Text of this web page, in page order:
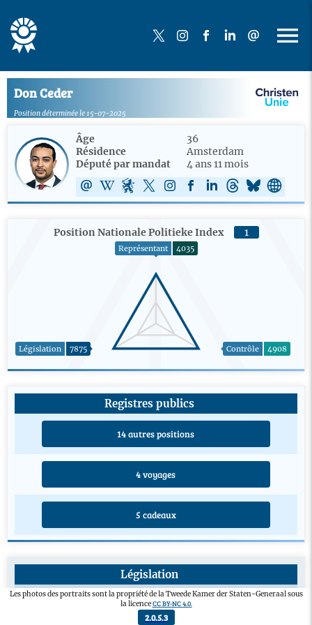
Don Ceder
Position déterminée le 15-07-2025
Âge
36
Résidence
Amsterdam
Député par mandat
4 ans 11 mois
Position Nationale Politieke Index 1
Législation 7875
Représentant 4035
Contrôle 4908
Registres publics
14 autres positions
4 voyages
5 cadeaux
Législation
Projet de loi d'initiative parlementaire
1
Les photos des portraits sont la propriété de la Tweede Kamer der Staten-Generaal sous
la licenceCC BY-NC 4.0.
2.0.5.3